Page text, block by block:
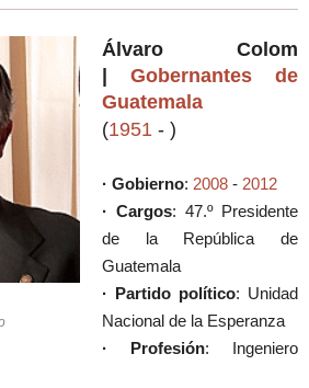
Álvaro Colom
| Gobernantes de
Guatemala
(1951 - )
· Gobierno: 2008 - 2012
· Cargos: 47.º Presidente
de la República de
Guatemala
· Partido político: Unidad
Nacional de la Esperanza
· Profesión: Ingeniero